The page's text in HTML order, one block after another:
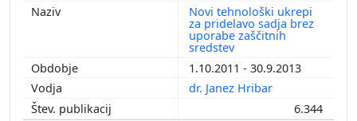
Novi tehnološki ukrepi
za pridelavo sadja brez
uporabe zaščitnih
sredstev
1.10.2011 - 30.9.2013
dr. Janez Hribar
6.344